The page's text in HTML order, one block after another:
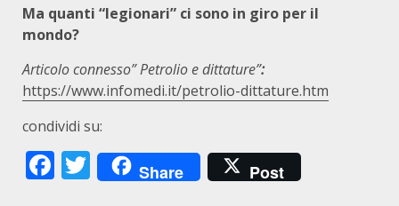
Ma quanti “legionari” ci sono in giro per il
mondo?
Articolo connesso” Petrolio e dittature”:
https://www.infomedi.it/petrolio-dittature.htm
condividi su:
Facebook
Twitter
Share Post